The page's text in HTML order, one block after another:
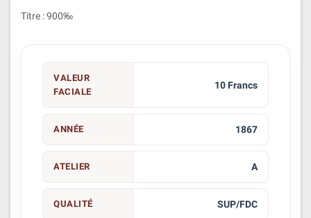
Titre : 900‰
VALEUR
FACIALE
10 Francs
ANNÉE 1867
ATELIER A
QUALITÉ SUP/FDC